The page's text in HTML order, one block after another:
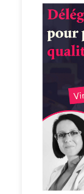
) 👉 En
d'écoute
Peut-être
plateforme
d'autres
vous voulez
conseils
pouvez
l’équipe.
https://
podcast )